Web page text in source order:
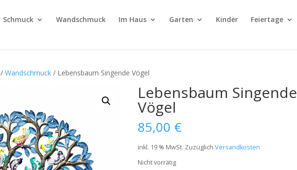
Schmuck Wandschmuck Im Haus Garten Kinder Feiertage
/Wandschmuck / Lebensbaum Singende Vögel
Lebensbaum Singende
Vögel
85,00 €
inkl. 19 % MwSt. ZuzüglichVersandkosten
Nicht vorrätig